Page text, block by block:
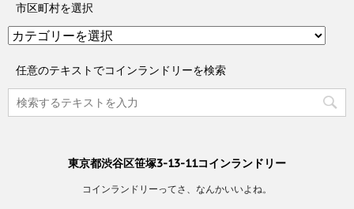
市区町村を選択
市
町
村
を
選
任意のテキストでコインランドリーを検索
東京都渋谷区笹塚3-13-11コインランドリー
コインランドリーってさ、なんかいいよね。